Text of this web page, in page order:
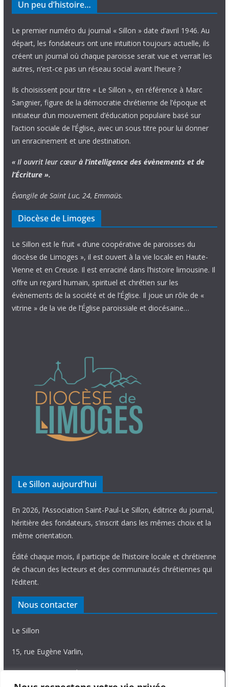
Un peu d’histoire…
Le premier numéro du journal « Sillon » date d’avril 1946. Au
départ, les fondateurs ont une intuition toujours actuelle, ils
créent un journal où chaque paroisse serait vue et verrait les
autres, n’est-ce pas un réseau social avant l’heure ?
Ils choisissent pour titre « Le Sillon », en référence à Marc
Sangnier, figure de la démocratie chrétienne de l’époque et
initiateur d’un mouvement d’éducation populaire basé sur
l’action sociale de l’Église, avec un sous titre pour lui donner
un enracinement et une destination.
« Il ouvrit leur cœur à l’intelligence des évènements et de
l’Écriture ».
Évangile de Saint Luc, 24, Emmaüs.
Diocèse de Limoges
Le Sillon est le fruit « d’une coopérative de paroisses du
diocèse de Limoges », il est ouvert à la vie locale en Haute-
Vienne et en Creuse. Il est enraciné dans l’histoire limousine. Il
offre un regard humain, spirituel et chrétien sur les
évènements de la société et de l’Église. Il joue un rôle de «
vitrine » de la vie de l’Église paroissiale et diocésaine…
Le Sillon aujourd’hui
En 2026, l’Association Saint-Paul-Le Sillon, éditrice du journal,
héritière des fondateurs, s’inscrit dans les mêmes choix et la
même orientation.
Édité chaque mois, il participe de l’histoire locale et chrétienne
de chacun des lecteurs et des communautés chrétiennes qui
l’éditent.
Nous contacter
Le Sillon
15, rue Eugène Varlin,
87036 Limoges Cedex.